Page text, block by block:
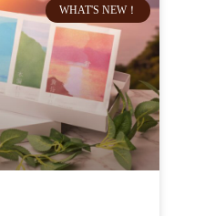
WHAT'S NEW！